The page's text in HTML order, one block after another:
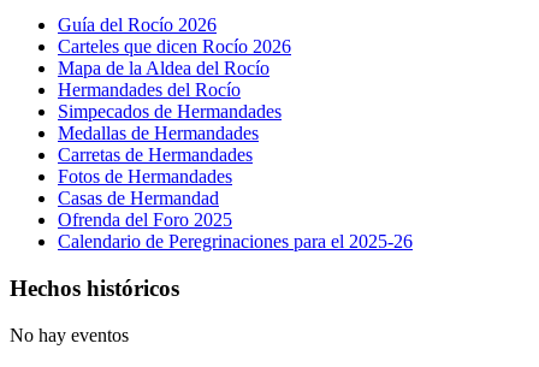
Guía del Rocío 2026
Carteles que dicen Rocío 2026
Mapa de la Aldea del Rocío
Hermandades del Rocío
Simpecados de Hermandades
Medallas de Hermandades
Carretas de Hermandades
Fotos de Hermandades
Casas de Hermandad
Ofrenda del Foro 2025
Calendario de Peregrinaciones para el 2025-26
Hechos históricos
No hay eventos